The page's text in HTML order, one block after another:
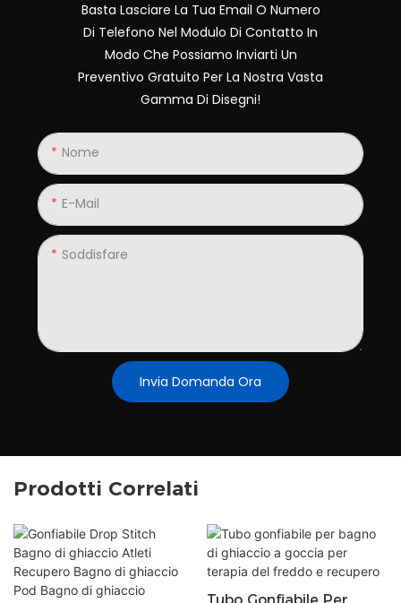
Basta Lasciare La Tua Email O Numero
Di Telefono Nel Modulo Di Contatto In
Modo Che Possiamo Inviarti Un
Preventivo Gratuito Per La Nostra Vasta
Gamma Di Disegni!
Nome
E-Mail
Soddisfare
Invia Domanda Ora
Prodotti Correlati